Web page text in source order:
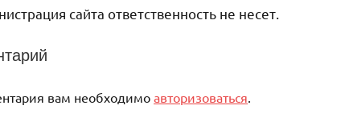
сайта ответственность не несет.
вам необходимоавторизоваться